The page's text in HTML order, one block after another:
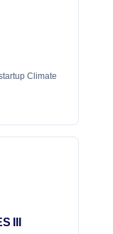
Climate
III